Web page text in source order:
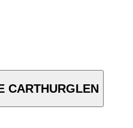
CARTHURGLEN